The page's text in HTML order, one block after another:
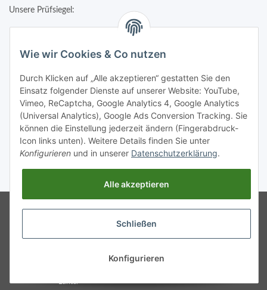
Unsere Prüfsiegel:
Google Analytics deaktivieren Status:
Lunter
Wie wir Cookies & Co nutzen
Durch Klicken auf „Alle akzeptieren“ gestatten Sie den
Einsatz folgender Dienste auf unserer Website: YouTube,
Vimeo, ReCaptcha, Google Analytics 4, Google Analytics
(Universal Analytics), Google Ads Conversion Tracking. Sie
können die Einstellung jederzeit ändern (Fingerabdruck-
Icon links unten). Weitere Details finden Sie unter
Konfigurieren und in unserer Datenschutzerklärung.
Alle akzeptieren
Schließen
Konfigurieren